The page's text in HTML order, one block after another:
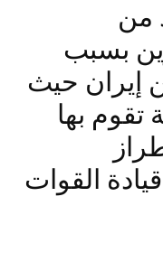
من
بسبب
إيران حيث
بها
قيادة القوات